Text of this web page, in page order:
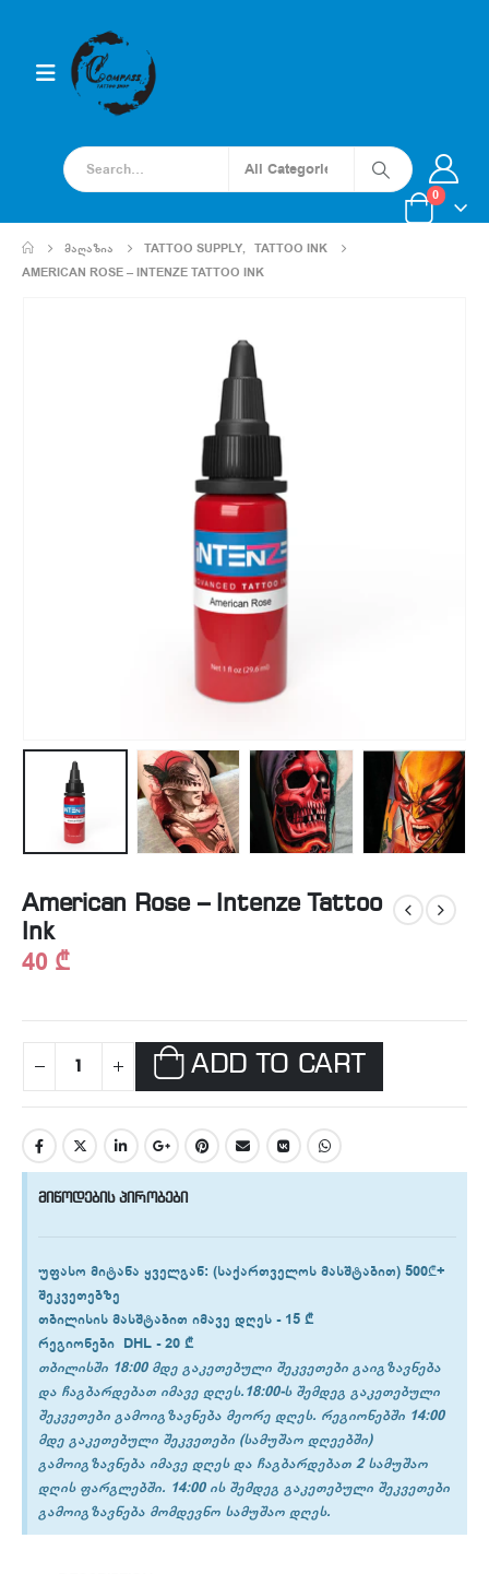
0
ᲛᲐᲦᲐᲖᲘᲐ TATTOO SUPPLY, TATTOO INK
AMERICAN ROSE – INTENZE TATTOO INK
American Rose – Intenze Tattoo
Ink
40 ₾
ADD TO CART
მიწოდების პირობები
უფასო მიტანა ყველგან: (საქართველოს მასშტაბით) 500₾+
შეკვეთებზე
თბილისის მასშტაბით იმავე დღეს -15 ₾
რეგიონები DHL -20 ₾
თბილისში 18:00 მდე გაკეთებული შეკვეთები გაიგზავნება
და ჩაგბარდებათ იმავე დღეს.18:00-ს შემდეგ გაკეთებული
შეკვეთები გამოიგზავნება მეორე დღეს. რეგიონებში 14:00
მდე გაკეთებული შეკვეთები (სამუშაო დღეებში)
გამოიგზავნება იმავე დღეს და ჩაგბარდებათ 2 სამუშაო
დღის ფარგლებში. 14:00 ის შემდეგ გაკეთებული შეკვეთები
გამოიგზავნება მომდევნო სამუშაო დღეს.